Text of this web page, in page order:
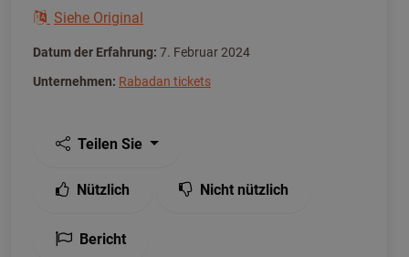
Siehe Original
Datum der Erfahrung: 7. Februar 2024
Unternehmen: Rabadan tickets
Teilen Sie
Nützlich Nicht nützlich
Bericht